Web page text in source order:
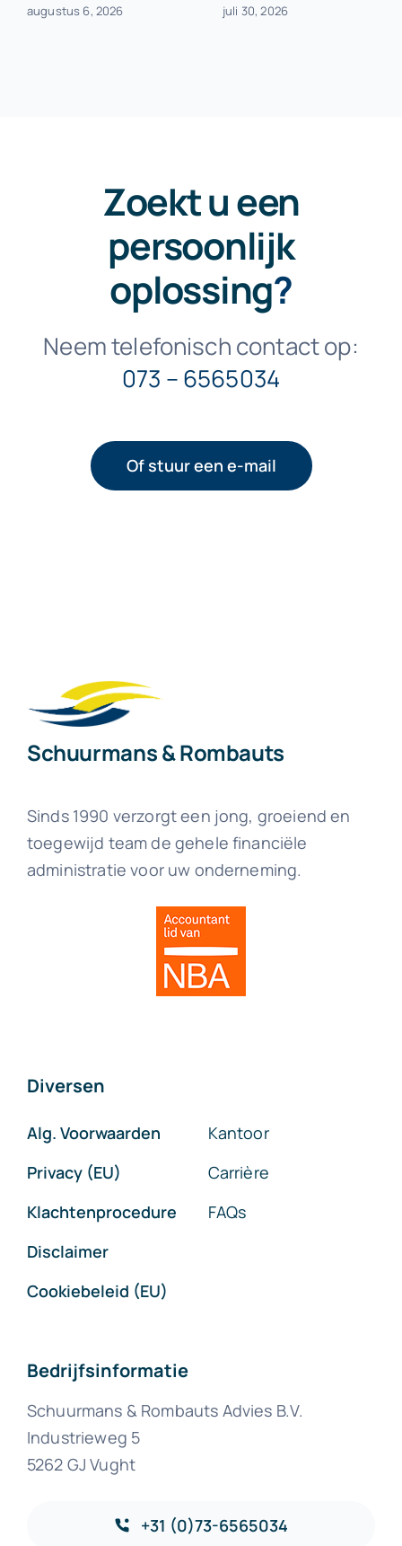
augustus 6, 2026 juli 30, 2026
Zoekt u een
persoonlijk
oplossing?
Neem telefonisch contact op:
073 – 6565034
Of stuur een e-mail
Schuurmans & Rombauts
Sinds 1990 verzorgt een jong, groeiend en
toegewijd team de gehele financiële
administratie voor uw onderneming.
Diversen
Alg. Voorwaarden
Privacy (EU)
Klachtenprocedure
Disclaimer
Cookiebeleid (EU)
Kantoor
Carrière
FAQs
Bedrijfsinformatie
Schuurmans & Rombauts Advies B.V.
Industrieweg 5
5262 GJ Vught
+31 (0)73-6565034